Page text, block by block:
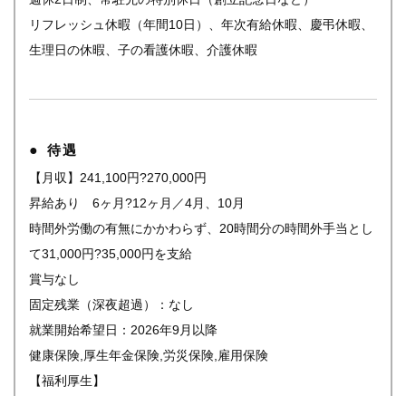
リフレッシュ休暇（年間10日）、年次有給休暇、慶弔休暇、
生理日の休暇、子の看護休暇、介護休暇
待遇
【月収】241,100円?270,000円
昇給あり 6ヶ月?12ヶ月／4月、10月
時間外労働の有無にかかわらず、20時間分の時間外手当とし
て31,000円?35,000円を支給
賞与なし
固定残業（深夜超過）：なし
就業開始希望日：2026年9月以降
健康保険,厚生年金保険,労災保険,雇用保険
【福利厚生】